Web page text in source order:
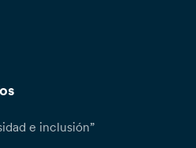
e inclusión”